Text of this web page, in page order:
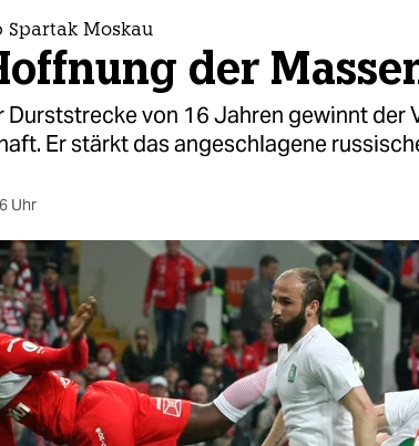
Spartak Moskau
der
Durststrecke von 16 Jahren gewinnt der
Er stärkt das angeschlagene
Uhr